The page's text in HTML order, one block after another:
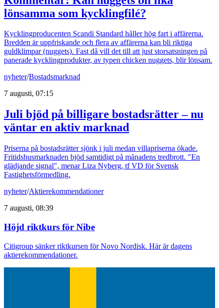
lönsamma som kycklingfilé?
Kycklingproducenten Scandi Standard håller hög fart i affärerna.
Bredden är uppfriskande och flera av affärerna kan bli riktiga
guldklimpar (nuggets). Fast då vill det till att just storsatsningen på
panerade kycklingprodukter, av typen chicken nuggets, blir lönsam.
nyheter/Bostadsmarknad
7 augusti, 07:15
Juli bjöd på billigare bostadsrätter – nu
väntar en aktiv marknad
Priserna på bostadsrätter sjönk i juli medan villapriserna ökade.
Fritidshusmarknaden bjöd samtidigt på månadens tredbrott. "En
glädjande signal", menar Liza Nyberg, tf VD för Svensk
Fastighetsförmedling.
nyheter/Aktierekommendationer
7 augusti, 08:39
Höjd riktkurs för Nibe
Citigroup sänker riktkursen för Novo Nordisk. Här är dagens
aktierekommendationer.